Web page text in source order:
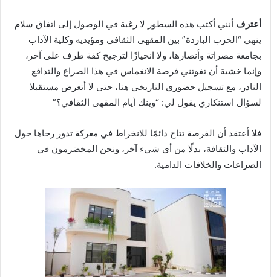
أعترف أنني أكتب هذه السطور لا رغبة في الوصول إلى اتفاق سلام
ينهي “الحرب الباردة” بين المقهى الثقافي ومؤيديه وكلية الآداب
بجامعة مصراتة وأنصارها، ولا انحيازًا لترجيح كفة طرف على آخر،
وإنما خشية أن تفوتني فرصة الانغماس في هذا الصراع والتدافع
النادر، مع تسجيل حضوري التاريخي هنا، حتى لا أتعرض مستقبلا
لسؤال استنكاري يقول لي: “وينك أيام المقهى الثقافي؟”
فلا أعتقد أن الفرصة تتاح دائمًا للانخراط في معركة تدور رحاها حول
الآداب والثقافة، بدلًا من أي شيء آخر، ونحن المخضرمون في
الصراعات والخلافات الدامية.